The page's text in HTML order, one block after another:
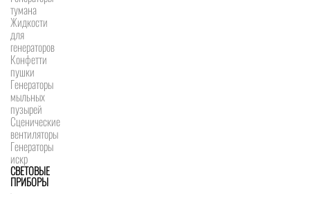
тумана
Жидкости
для
генераторов
Конфетти
пушки
Генераторы
мыльных
пузырей
Сценические
вентиляторы
Генераторы
искр
СВЕТОВЫЕ
ПРИБОРЫ